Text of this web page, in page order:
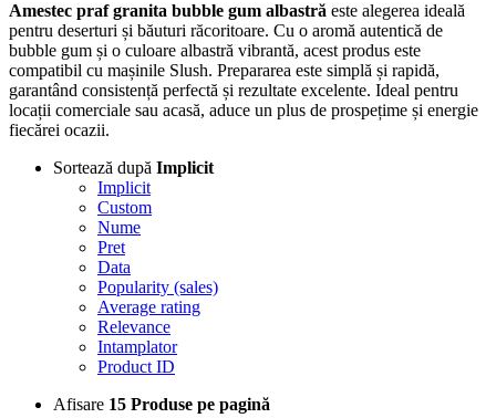
Amestec praf granita bubble gum albastră este alegerea ideală
pentru deserturi și băuturi răcoritoare. Cu o aromă autentică de
bubble gum și o culoare albastră vibrantă, acest produs este
compatibil cu mașinile Slush. Prepararea este simplă și rapidă,
garantând consistență perfectă și rezultate excelente. Ideal pentru
locații comerciale sau acasă, aduce un plus de prospețime și energie
fiecărei ocazii.
Sortează după Implicit
Implicit
Custom
Nume
Pret
Data
Popularity (sales)
Average rating
Relevance
Intamplator
Product ID
Afisare 15 Produse pe pagină